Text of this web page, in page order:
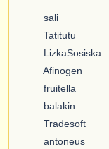
sali
Tatitutu
LizkaSosiska
Afinogen
fruitella
balakin
Tradesoft
antoneus